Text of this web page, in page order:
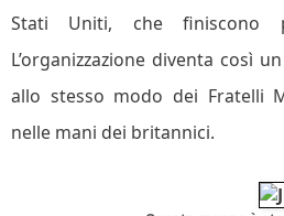
Stati Uniti, che finiscono
L’organizzazione diventa così
allo stesso modo dei Fratelli
nelle mani dei britannici.